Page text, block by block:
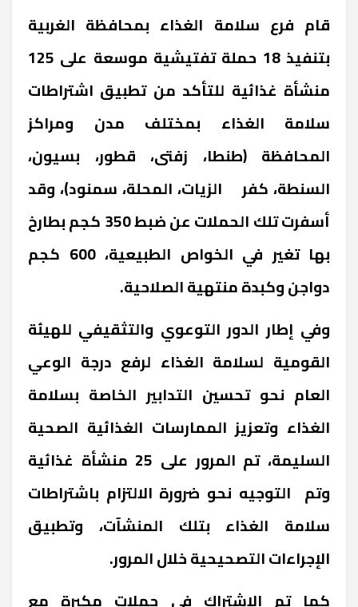
قام فرع سلامة الغذاء بمحافظة الغربية
بتنفيذ 18 حملة تفتيشية موسعة على 125
منشأة غذائية للتأكد من تطبيق اشتراطات
سلامة الغذاء بمختلف مدن ومراكز
المحافظة (طنطا، زفتى، قطور، بسيون،
السنطة، كفر الزيات، المحلة، سمنود)، وقد
أسفرت تلك الحملات عن ضبط 350 كجم بطارخ
بها تغير في الخواص الطبيعية، 600 كجم
دواجن وكبدة منتهية الصلاحية.
وفي إطار الدور التوعوي والتثقيفي للهيئة
القومية لسلامة الغذاء لرفع درجة الوعي
العام نحو تحسين التدابير الخاصة بسلامة
الغذاء وتعزيز الممارسات الغذائية الصحية
السليمة، تم المرور على 25 منشأة غذائية
وتم التوجيه نحو ضرورة الالتزام باشتراطات
سلامة الغذاء بتلك المنشآت، وتطبيق
الإجراءات التصحيحية خلال المرور.
كما تم الاشتراك في حملات مكبرة مع